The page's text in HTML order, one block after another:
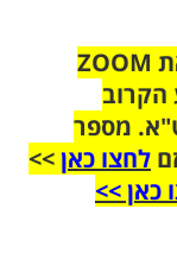
הצטרפו לקבוצת הוואטסאפ לקראת ZOOM
מספר
לחצו כאן>>
כאן >>